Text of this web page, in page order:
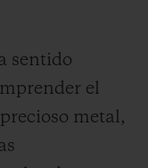
sentido
el
metal,